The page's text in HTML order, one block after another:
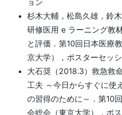
杉木大輔，松島久雄，鈴
研修医用 e ラーニング教
と評価．第10回日本医療
京大学），ポスターセッ
大石奨（2018.3）救急救
工夫 ～今日からすぐに使
の習得のために～．第10
会総会（東京大学），ポ